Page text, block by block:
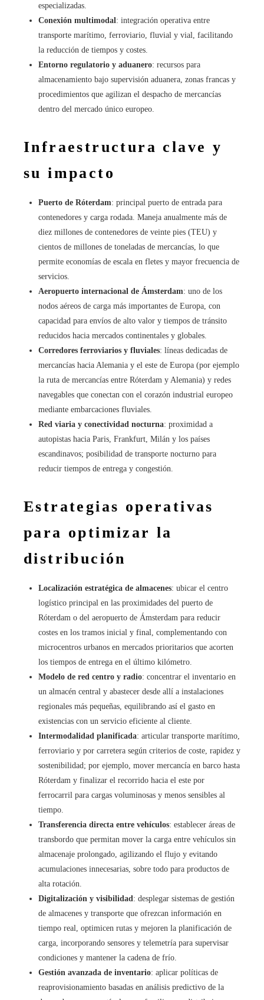
especializadas.
Conexión multimodal : integración operativa entre
transporte marítimo, ferroviario, fluvial y vial, facilitando
la reducción de tiempos y costes.
Entorno regulatorio y aduanero: recursos para
almacenamiento bajo supervisión aduanera, zonas francas y
procedimientos que agilizan el despacho de mercancías
dentro del mercado único europeo.
Infraestructura clave y
su impacto
Puerto de Róterdam: principal puerto de entrada para
contenedores y carga rodada. Maneja anualmente más de
diez millones de contenedores de veinte pies (TEU) y
cientos de millones de toneladas de mercancías, lo que
permite economías de escala en fletes y mayor frecuencia de
servicios.
Aeropuerto internacional de Ámsterdam: uno de los
nodos aéreos de carga más importantes de Europa, con
capacidad para envíos de alto valor y tiempos de tránsito
reducidos hacia mercados continentales y globales.
Corredores ferroviarios y fluviales: líneas dedicadas de
mercancías hacia Alemania y el este de Europa (por ejemplo
la ruta de mercancías entre Róterdam y Alemania) y redes
navegables que conectan con el corazón industrial europeo
mediante embarcaciones fluviales.
Red viaria y conectividad nocturna: proximidad a
autopistas hacia Paris, Frankfurt, Milán y los países
escandinavos; posibilidad de transporte nocturno para
reducir tiempos de entrega y congestión.
Estrategias operativas
para optimizar la
distribución
Localización estratégica de almacenes: ubicar el centro
logístico principal en las proximidades del puerto de
Róterdam o del aeropuerto de Ámsterdam para reducir
costes en los tramos inicial y final, complementando con
microcentros urbanos en mercados prioritarios que acorten
los tiempos de entrega en el último kilómetro.
Modelo de red centro y radio: concentrar el inventario en
un almacén central y abastecer desde allí a instalaciones
regionales más pequeñas, equilibrando así el gasto en
existencias con un servicio eficiente al cliente.
Intermodalidad planificada: articular transporte marítimo,
ferroviario y por carretera según criterios de coste, rapidez y
sostenibilidad; por ejemplo, mover mercancía en barco hasta
Róterdam y finalizar el recorrido hacia el este por
ferrocarril para cargas voluminosas y menos sensibles al
tiempo.
Transferencia directa entre vehículos: establecer áreas de
transbordo que permitan mover la carga entre vehículos sin
almacenaje prolongado, agilizando el flujo y evitando
acumulaciones innecesarias, sobre todo para productos de
alta rotación.
Digitalización y visibilidad : desplegar sistemas de gestión
de almacenes y transporte que ofrezcan información en
tiempo real, optimicen rutas y mejoren la planificación de
carga, incorporando sensores y telemetría para supervisar
condiciones y mantener la cadena de frío.
Gestión avanzada de inventario: aplicar políticas de
reaprovisionamiento basadas en análisis predictivo de la